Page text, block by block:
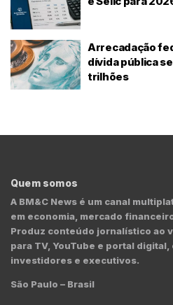
Arrecadação
dívida pública
trilhões
Quem somos
A BM&C News é um canal
em economia, mercado
Produz conteúdo jornalístico ao
para TV, YouTube e portal digital,
investidores e executivos.
São Paulo – Brasil